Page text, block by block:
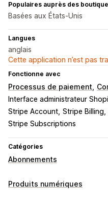
Populaires auprès des
Basées aux États-Unis
Langues
anglais
Cette application n’est pas
Fonctionne avec
Processus de paiement
Interface administrateur
Stripe Account Stripe Billing
Stripe Subscriptions
Catégories
Abonnements
Types d’abonnement
Produits numériques